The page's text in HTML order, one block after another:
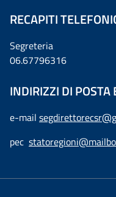
RECAPITI
Segreteria
06.67796316
INDIRIZZI DI POSTA
e-mail
pec